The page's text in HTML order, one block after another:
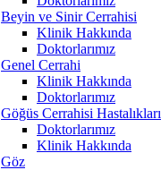
Beyin ve Sinir Cerrahisi
Klinik Hakkında
Doktorlarımız
Genel Cerrahi
Klinik Hakkında
Doktorlarımız
Göğüs Cerrahisi Hastalıkları
Doktorlarımız
Klinik Hakkında
Göz